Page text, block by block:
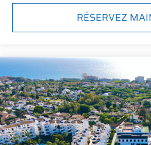
RÉSERVEZ